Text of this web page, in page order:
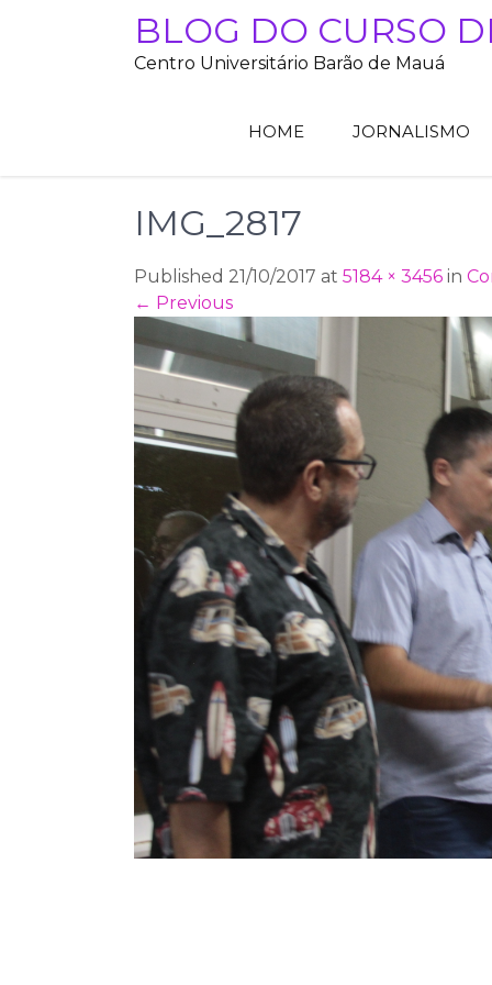
BLOG DO CURSO
Centro Universitário Barão de Mauá
HOME JORNALISMO
IMG_2817
Published 21/10/2017 at 5184 × 3456 in
← Previous